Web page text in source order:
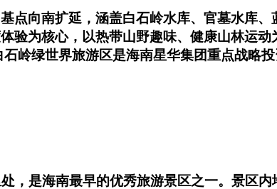
点向南扩延，涵盖白石岭水库、官墓水库
验为核心，以热带山野趣味、健康山林运
岭绿世界旅游区是海南星华集团重点战略
，是海南最早的优秀旅游景区之一。景区